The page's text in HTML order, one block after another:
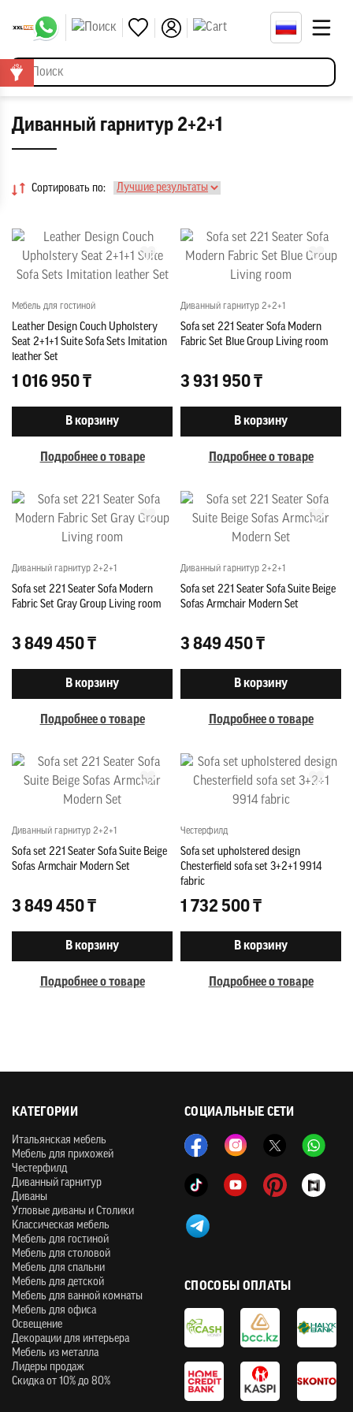
Диванный гарнитур 2+2+1
Сортировать по:
Мебель для гостиной
Leather Design Couch Upholstery
Seat 2+1+1 Suite Sofa Sets Imitation
leather Set
1 016 950 ₸
В корзину
Подробнее о товаре
Диванный гарнитур 2+2+1
Sofa set 221 Seater Sofa Modern
Fabric Set Blue Group Living room
3 931 950 ₸
В корзину
Подробнее о товаре
Диванный гарнитур 2+2+1
Sofa set 221 Seater Sofa Modern
Fabric Set Gray Group Living room
3 849 450 ₸
В корзину
Подробнее о товаре
Диванный гарнитур 2+2+1
Sofa set 221 Seater Sofa Suite Beige
Sofas Armchair Modern Set
3 849 450 ₸
В корзину
Подробнее о товаре
Диванный гарнитур 2+2+1
Sofa set 221 Seater Sofa Suite Beige
Sofas Armchair Modern Set
3 849 450 ₸
В корзину
Подробнее о товаре
Честерфилд
Sofa set upholstered design
Chesterfield sofa set 3+2+1 9914
fabric
1 732 500 ₸
В корзину
Подробнее о товаре
СОЦИАЛЬНЫЕ СЕТИ
КАТЕГОРИИ
Итальянская мебель
Мебель для прихожей
Честерфилд
Диванный гарнитур
Диваны
Угловые диваны и Столики
Классическая мебель
Мебель для гостиной
Мебель для столовой
Мебель для спальни
Мебель для детской
Мебель для ванной комнаты
Мебель для офиса
Освещение
Декорации для интерьера
Мебель из металла
Лидеры продаж
Скидка от 10% до 80%
СПОСОБЫ ОПЛАТЫ